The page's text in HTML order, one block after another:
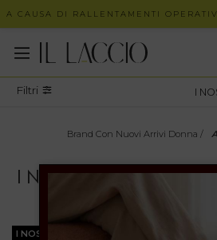
A CAUSA DI RALLENTAMENTI
Filtri
Brand Con Nuovi Arrivi Donna /
I NOSTRI BESTSELLER
I NOSTRI BESTSELLER